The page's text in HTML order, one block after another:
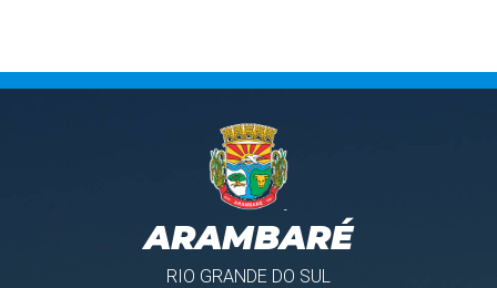
ARAMBARÉ
RIO GRANDE DO SUL